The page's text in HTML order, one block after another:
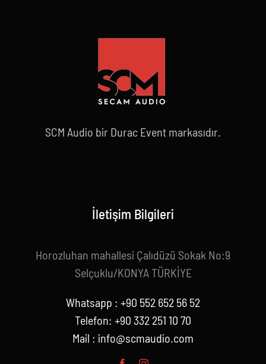
SCM Audio bir Durac Event markasıdır.
İletişim Bilgileri
Horozluhan mahallesi Çalıdüzü Sokak No:9
Selçuklu/KONYA TÜRKİYE
Whatsapp : +90 552 652 56 52
Telefon: +90 332 251 10 70
Mail : info@scmaudio.com